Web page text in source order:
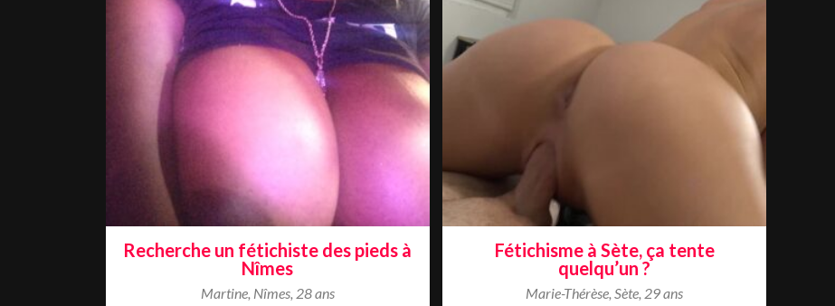
Recherche un fétichiste des pieds à
Nîmes
Martine, Nîmes, 28 ans
Fétichisme à Sète, ça tente
quelqu’un ?
Marie-Thérèse Sète 29 ans